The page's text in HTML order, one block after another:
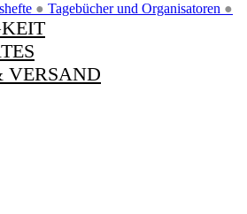
● Tagebücher und Organisatoren ●
VERSAND